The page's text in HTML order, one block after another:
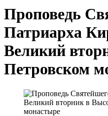
Проповедь
Патриарха
Великий
Петровском